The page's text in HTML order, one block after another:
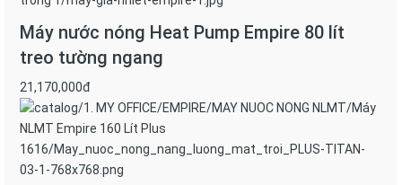
Máy nước nóng Heat Pump Empire 80 lít
treo tường ngang
21,170,000đ